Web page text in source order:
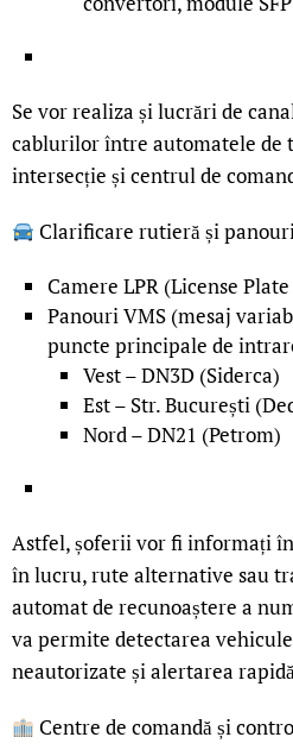
Se vor realiza și lucrări de
cablurilor între automatele de
intersecție și centrul de
Clarificare rutieră și
Camere LPR (License
Panouri VMS (mesaj
puncte principale de
Vest – DN3D (Siderca)
Est – Str. București
Nord – DN21 (Petrom)
Astfel, șoferii vor fi informați
în lucru, rute alternative sau
automat de recunoaștere a
va permite detectarea
neautorizate și alertarea
Centre de comandă și